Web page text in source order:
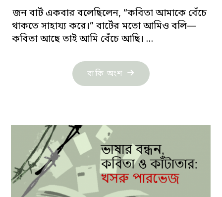
জন বার্ট একবার বলেছিলেন, “কবিতা আমাকে বেঁচে
থাকতে সাহায‍্য করে।” বার্টের মতো আমিও বলি—
কবিতা আছে তাই আমি বেঁচে আছি। …
বাকি অংশ "কবিতার
পথ‍্য
খসরু
পারভেজ"